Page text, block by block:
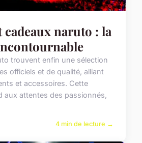
cadeaux naruto : la
trouvent enfin une sélection
officiels et de qualité, alliant
et accessoires. Cette
aux attentes des passionnés,
4 min de lecture →